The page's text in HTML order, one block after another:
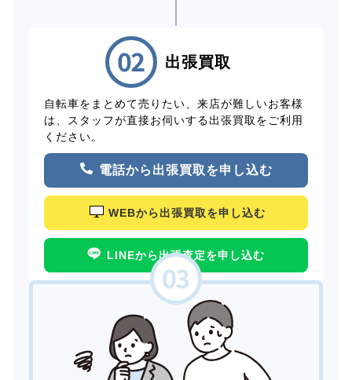
出張買取
自転車をまとめて売りたい、来店が難しいお客様
は、スタッフが直接お伺いする出張買取をご利用
ください。
電話から出張買取を申し込む
WEBから出張買取を申し込む
LINEから出張査定を申し込む